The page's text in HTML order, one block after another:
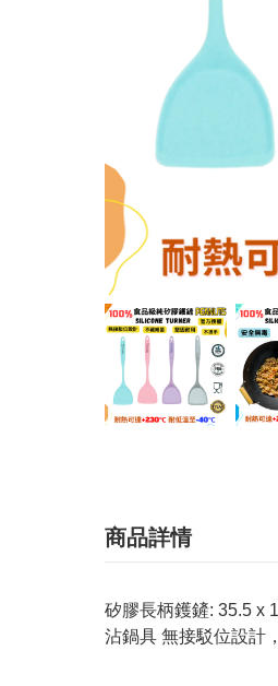
商品詳情
矽膠長柄鑊鏟: 35.5 x
沾鍋具 無接駁位設計